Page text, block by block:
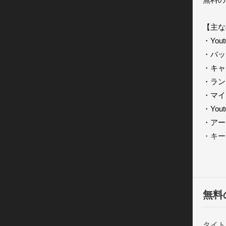
【主
・
・バ
・キ
・ラ
・マ
・
・ア
・キ
だけ
無料